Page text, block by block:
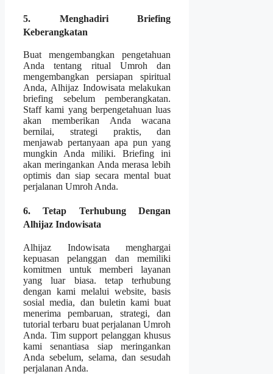
5. Menghadiri Briefing
Keberangkatan
Buat mengembangkan pengetahuan
Anda tentang ritual Umroh dan
mengembangkan persiapan spiritual
Anda, Alhijaz Indowisata melakukan
briefing sebelum pemberangkatan.
Staff kami yang berpengetahuan luas
akan memberikan Anda wacana
bernilai, strategi praktis, dan
menjawab pertanyaan apa pun yang
mungkin Anda miliki. Briefing ini
akan meringankan Anda merasa lebih
optimis dan siap secara mental buat
perjalanan Umroh Anda.
6. Tetap Terhubung Dengan
Alhijaz Indowisata
Alhijaz Indowisata menghargai
kepuasan pelanggan dan memiliki
komitmen untuk memberi layanan
yang luar biasa. tetap terhubung
dengan kami melalui website, basis
sosial media, dan buletin kami buat
menerima pembaruan, strategi, dan
tutorial terbaru buat perjalanan Umroh
Anda. Tim support pelanggan khusus
kami senantiasa siap meringankan
Anda sebelum, selama, dan sesudah
perjalanan Anda.